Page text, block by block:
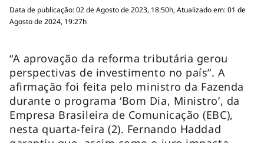
Data de publicação: 02 de Agosto de 2023, 18:50h, Atualizado em: 01 de
Agosto de 2024, 19:27h
“A aprovação da reforma tributária gerou
perspectivas de investimento no país”. A
afirmação foi feita pelo ministro da Fazenda
durante o programa ‘Bom Dia, Ministro’, da
Empresa Brasileira de Comunicação (EBC),
nesta quarta-feira (2). Fernando Haddad